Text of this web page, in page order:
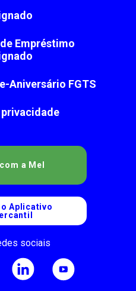
Empréstimo
Aniversário FGTS
a Mel
o Aplicativo
sociais